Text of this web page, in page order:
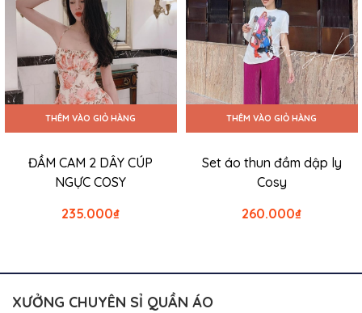
THÊM VÀO GIỎ HÀNG
ĐẦM CAM 2 DÂY CÚP
NGỰC COSY
₫
235.000
THÊM VÀO GIỎ HÀNG
Set áo thun đầm dập ly
Cosy
₫
260.000
XƯỞNG CHUYÊN SỈ QUẦN ÁO